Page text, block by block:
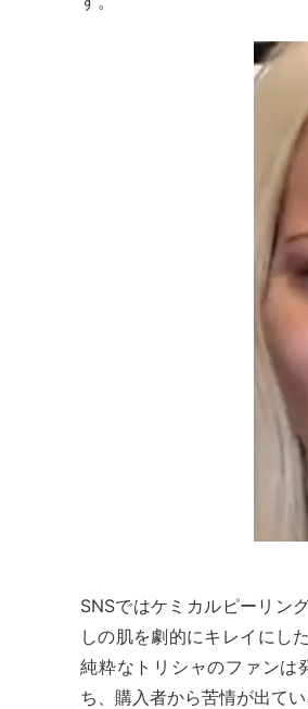
SNSではケミカルピーリン
しの肌を劇的にキレイにし
純粋なトリシャのファンは
ち、購入者から苦情が出てい